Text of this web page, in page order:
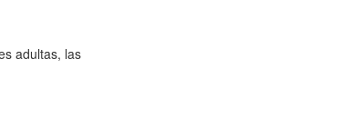
adultas, las